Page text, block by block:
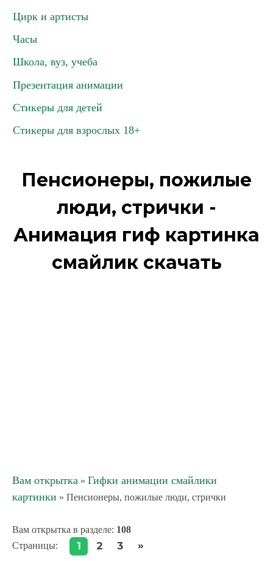
Цирк и артисты
Часы
Школа, вуз, учеба
Презентация анимации
Стикеры для детей
Стикеры для взрослых 18+
Пенсионеры, пожилые
люди, стрички -
Анимация гиф картинка
смайлик скачать
Вам открытка » Гифки анимации смайлики
картинки » Пенсионеры, пожилые люди, стрички
Вам открытка в разделе: 108
Страницы: 1 2 3 »